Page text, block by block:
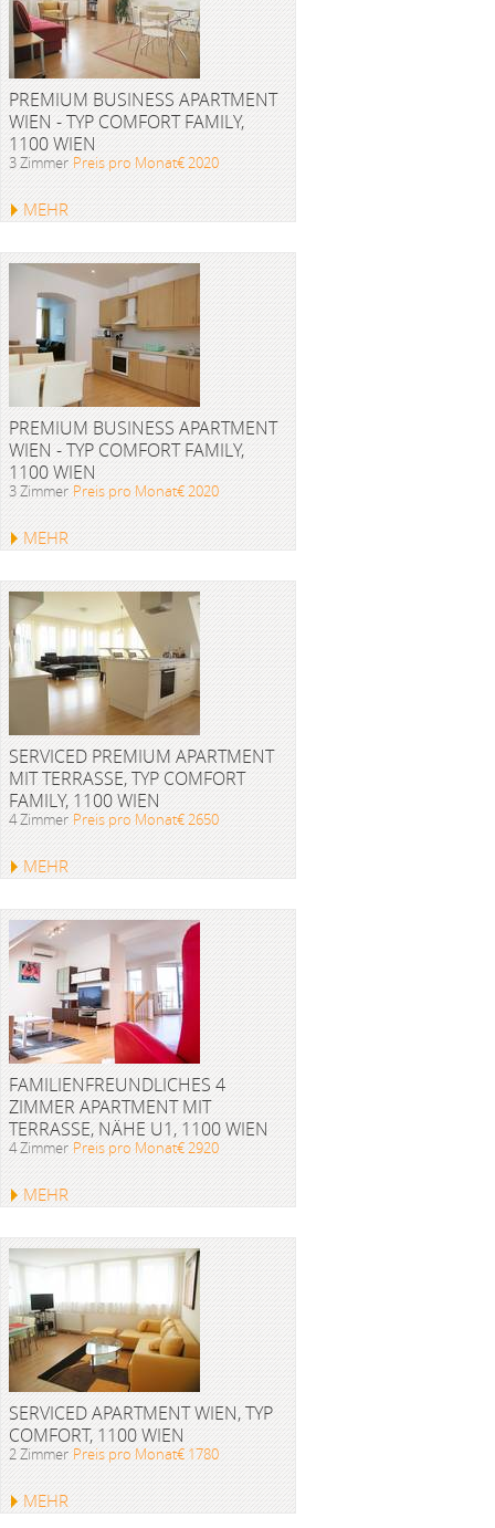
PREMIUM BUSINESS APARTMENT
WIEN - TYP COMFORT FAMILY,
1100 WIEN
3 Zimmer Preis pro Monat€ 2020
MEHR
PREMIUM BUSINESS APARTMENT
WIEN - TYP COMFORT FAMILY,
1100 WIEN
3 Zimmer Preis pro Monat€ 2020
MEHR
SERVICED PREMIUM APARTMENT
MIT TERRASSE, TYP COMFORT
FAMILY, 1100 WIEN
4 Zimmer Preis pro Monat€ 2650
MEHR
FAMILIENFREUNDLICHES 4
ZIMMER APARTMENT MIT
TERRASSE, NÄHE U1, 1100 WIEN
4 Zimmer Preis pro Monat€ 2920
MEHR
SERVICED APARTMENT WIEN, TYP
COMFORT, 1100 WIEN
2 Zimmer Preis pro Monat€ 1780
MEHR